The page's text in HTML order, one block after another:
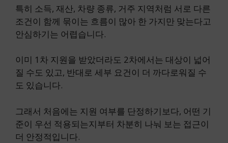
특히 소득, 재산, 차량 종류, 거주 지역처럼 서로 다른
조건이 함께 묶이는 흐름이 많아 한 가지만 맞는다고
안심하기는 어렵습니다.
이미 1차 지원을 받았더라도 2차에서는 대상이 넓어
질 수도 있고, 반대로 세부 요건이 더 까다로워질 수
도 있습니다.
그래서 처음에는 지원 여부를 단정하기보다, 어떤 기
준이 우선 적용되는지부터 차분히 나눠 보는 접근이
더 안정적입니다.